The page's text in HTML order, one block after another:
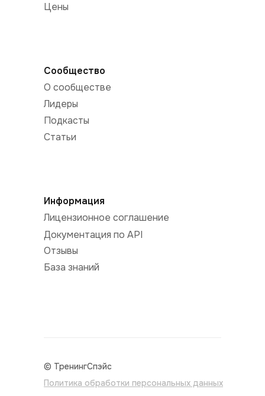
© ТренингСпэйс
Политика обработки персональных данных
Сообщество
О сообществе
Лидеры
Подкасты
Статьи
Информация
Лицензионное соглашение
Документация по API
Отзывы
База знаний
Цены